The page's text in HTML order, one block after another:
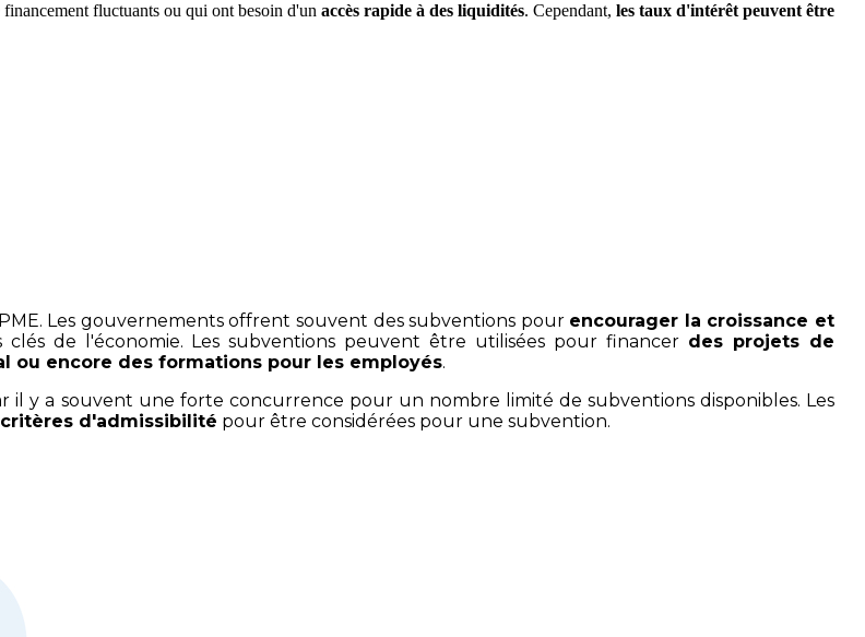
fluctuants ou qui ont besoin d'un accès rapide à des liquidités. Cependant, les taux d'intérêt peuvent être
Les gouvernements offrent souvent des subventions pour encourager la croissance et
de l'économie. Les subventions peuvent être utilisées pour financer des projets de
ou encore des formations pour les employés.
il y a souvent une forte concurrence pour un nombre limité de subventions disponibles. Les
d'admissibilité pour être considérées pour une subvention.